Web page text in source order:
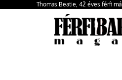
Thomas Beatie, 42 éves férfi